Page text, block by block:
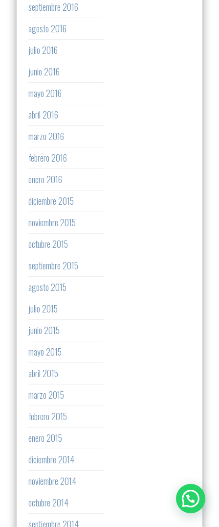
septiembre 2016
agosto 2016
julio 2016
junio 2016
mayo 2016
abril 2016
marzo 2016
febrero 2016
enero 2016
diciembre 2015
noviembre 2015
octubre 2015
septiembre 2015
agosto 2015
julio 2015
junio 2015
mayo 2015
abril 2015
marzo 2015
febrero 2015
enero 2015
diciembre 2014
noviembre 2014
octubre 2014
septiembre 2014